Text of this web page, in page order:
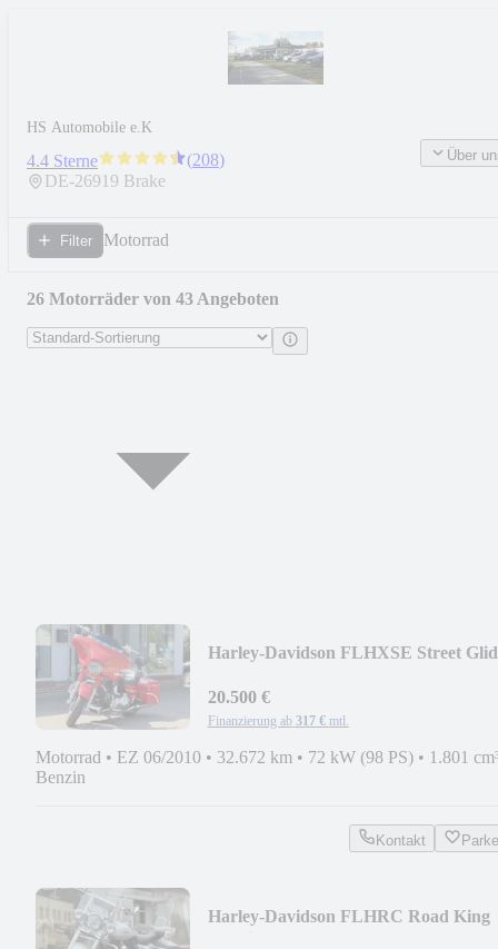
HS Automobile e.K
4.4 Sterne (208)
DE-26919 Brake
Über
Filter Motorrad
26 Motorräder von 43 Angeboten
Harley-Davidson FLHXSE Street
20.500 €
Finanzierung ab 317 € mtl.
Motorrad • EZ 06/2010 • 32.672 km • 72 kW (98 PS) • 1.801
Benzin
Kontakt
Harley-Davidson FLHRC Road King